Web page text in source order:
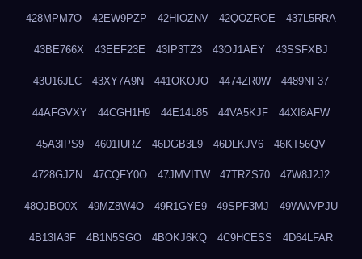
428MPM7O 42EW9PZP 42HIOZNV 42QOZROE 437L5RRA
43BE766X 43EEF23E 43IP3TZ3 43OJ1AEY 43SSFXBJ
43U16JLC 43XY7A9N 441OKOJO 4474ZR0W 4489NF37
44AFGVXY 44CGH1H9 44E14L85 44VA5KJF 44XI8AFW
45A3IPS9 4601IURZ 46DGB3L9 46DLKJV6 46KT56QV
4728GJZN 47CQFY0O 47JMVITW 47TRZS70 47W8J2J2
48QJBQ0X 49MZ8W4O 49R1GYE9 49SPF3MJ 49WWVPJU
4B13IA3F 4B1N5SGO 4BOKJ6KQ 4C9HCESS 4D64LFAR